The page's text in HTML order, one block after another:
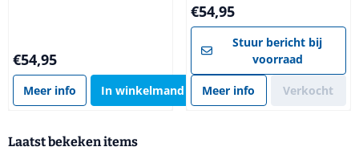
Prijs: 54,95
€54,95
Meer info In winkelmand
Prijs: 54,95
€54,95
Stuur bericht bij
voorraad
Meer info Verkocht
Laatst bekeken items